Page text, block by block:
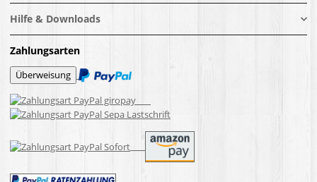
Hilfe & Downloads
Zahlungsarten